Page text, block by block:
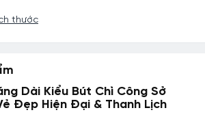
thước
Dài Kiểu Bút Chì Công Sở
Đẹp Hiện Đại & Thanh Lịch